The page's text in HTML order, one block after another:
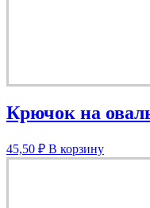
Крючок на
45,50 ₽ В корзину